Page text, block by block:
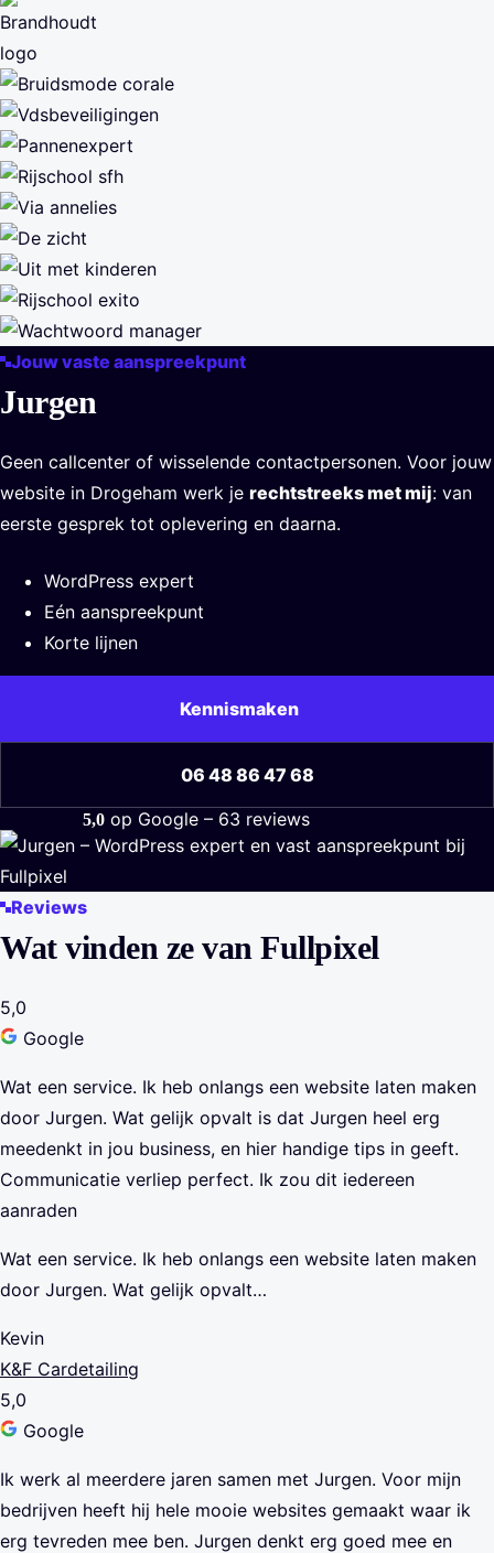
Jouw vaste aanspreekpunt
Jurgen
Geen callcenter of wisselende contactpersonen. Voor jouw
website in Drogeham werk je rechtstreeks met mij: van
eerste gesprek tot oplevering en daarna.
WordPress expert
Eén aanspreekpunt
Korte lijnen
Kennismaken
06 48 86 47 68
Gemiddelde Google-score 5,0 uit 5 sterren, 63 reviews.
5,0 op Google – 63 reviews
Reviews
Wat vinden ze van Fullpixel
5,0
Google
Wat een service. Ik heb onlangs een website laten maken
door Jurgen. Wat gelijk opvalt is dat Jurgen heel erg
meedenkt in jou business, en hier handige tips in geeft.
Communicatie verliep perfect. Ik zou dit iedereen
aanraden
Wat een service. Ik heb onlangs een website laten maken
door Jurgen. Wat gelijk opvalt…
Kevin
K&F Cardetailing
5,0
Google
Ik werk al meerdere jaren samen met Jurgen. Voor mijn
bedrijven heeft hij hele mooie websites gemaakt waar ik
erg tevreden mee ben. Jurgen denkt erg goed mee en